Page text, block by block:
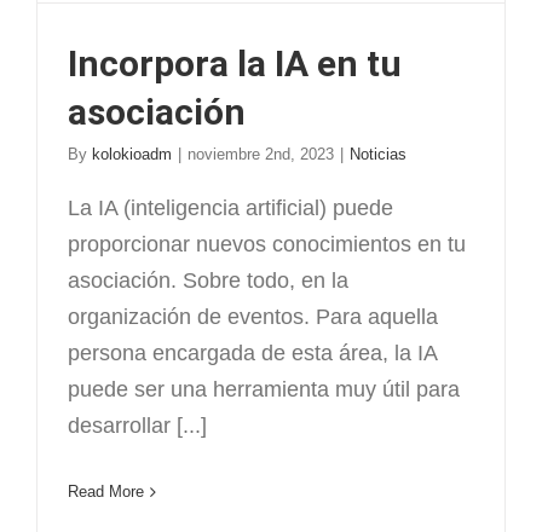
Incorpora la IA en tu
asociación
By kolokioadm | noviembre 2nd, 2023 | Noticias
La IA (inteligencia artificial) puede
proporcionar nuevos conocimientos en tu
asociación. Sobre todo, en la
organización de eventos. Para aquella
persona encargada de esta área, la IA
puede ser una herramienta muy útil para
desarrollar [...]
Read More